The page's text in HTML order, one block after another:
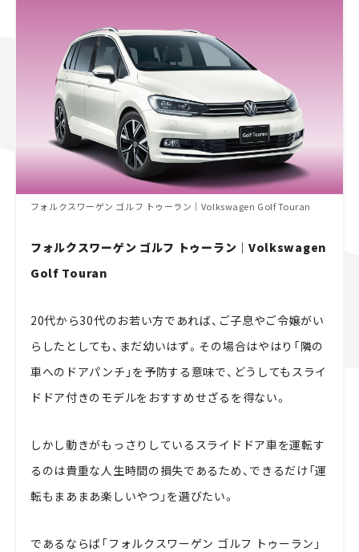
フォルクスワーゲン ゴルフ トゥーラン｜Volkswagen Golf Touran
フォルクスワーゲン ゴルフ トゥーラン｜Volkswagen
Golf Touran
20代から30代のお若い方であれば、ご子息やご令嬢がい
らしたとしても、まだ幼いはず。その場合はやはり「隣の
車へのドアパンチ」を予防する意味で、どうしてもスライ
ドドア付きのモデルをおすすめせざるを得ない。
しかし動きがもっさりしているスライドドア車を運転す
るのは貴重な人生時間の損失であるため、できるだけ「運
転もまあまあ楽しいやつ」を選びたい。
であるならば「フォルクスワーゲン ゴルフ トゥーラン」